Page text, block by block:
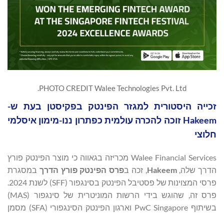
PHOTO CREDIT Walee Technologies Pvt. Ltd.
זכייה היסטורית למגזר הפינטק בפקיסטן בעת ש-
Hakeem זוכה להכרה עולמית כפתרון ננו-מימון איסלמי
חלוצי
Walee Financial Services מכריזה בגאווה כי מוצר הפינטק פורץ
הדרך שלה,Hakeem , זכה בפרס הפינטק פורץ הדרך במסגרת
פרס זה, שהוגש בידי הרשות המוניטרית של סינגפור (MAS)
בשיתוף PwC Singapore וארגון הפינטק הסינגפורי (SFA) מסמן